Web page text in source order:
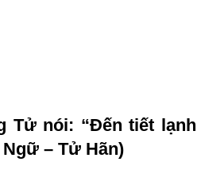
Tử nói: “Đến tiết
Ngữ – Tử Hãn)